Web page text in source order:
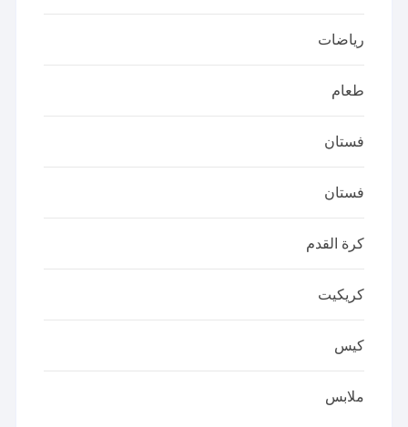
رياضات
طعام
فستان
فستان
كرة القدم
كريكيت
كيس
ملابس